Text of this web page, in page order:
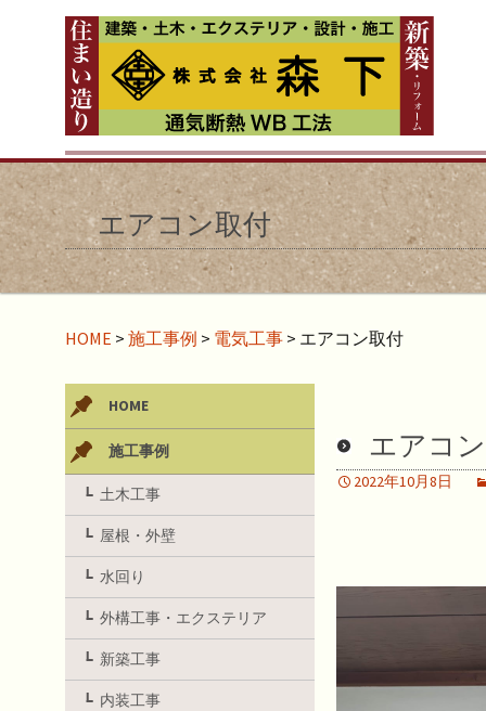
エアコン取付
HOME > 施工事例 > 電気工事 > エアコン取付
エアコ
2022年10月8日
HOME
施工事例
土木工事
屋根・外壁
水回り
外構工事・エクステリア
新築工事
内装工事